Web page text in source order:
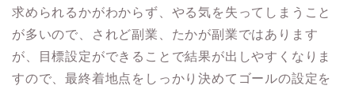
求められるかがわからず、やる気を失ってしまうこと
が多いので、されど副業、たかが副業ではあります
が、目標設定ができることで結果が出しやすくなりま
すので、最終着地点をしっかり決めてゴールの設定を